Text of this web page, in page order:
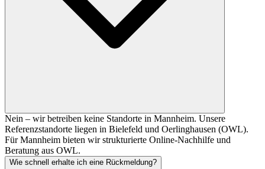
Nein – wir betreiben keine Standorte in Mannheim. Unsere
Referenzstandorte liegen in Bielefeld und Oerlinghausen (OWL).
Für Mannheim bieten wir strukturierte Online-Nachhilfe und
Beratung aus OWL.
Wie schnell erhalte ich eine Rückmeldung?